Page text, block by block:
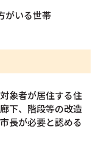
がいる世帯
象者が居住する住
下、階段等の改造
長が必要と認める